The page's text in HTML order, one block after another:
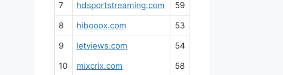
7 hdsportstreaming.com 59
8 hibooox.com 53
9 letviews.com 54
10 mixcrix.com 58